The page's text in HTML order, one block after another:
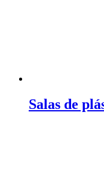
Salas de